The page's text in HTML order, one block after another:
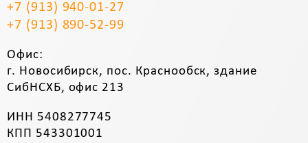
+7 (913) 940-01-27
+7 (913) 890-52-99
Офис:
г. Новосибирск, пос. Краснообск, здание
СибНСХБ, офис 213
ИНН 5408277745
КПП 543301001